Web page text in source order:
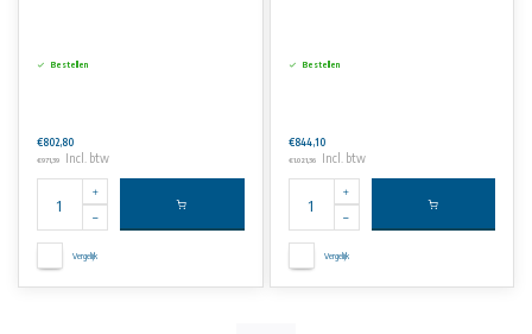
Bestellen
€802,80
€971,39 Incl. btw
Vergelijk
Bestellen
€844,10
€1.021,36 Incl. btw
Vergelijk